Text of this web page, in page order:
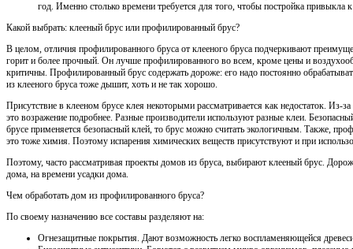
год. Именно столько времени требуется для того, чтобы постройка привыкла
Какой выбрать: клееный брус или профилированный брус?
В целом, отличия профилированного бруса от клееного бруса подчеркивают
горит и более прочный. Он лучше профилированного во всем, кроме цены и
критичны. Профилированный брус содержать дороже: его надо постоянно
из клееного бруса тоже дышит, хоть и не так хорошо.
Присутствие в клееном брусе клея некоторыми рассматривается как недостаток. Из-
это возражение подробнее. Разные производители используют разные клеи.
брусе применяется безопасный клей, то брус можно считать экологичным. Также,
это тоже химия. Поэтому испарения химических веществ присутствуют и при
Поэтому, часто рассматривая проекты домов из бруса, выбирают клееный брус.
дома, на времени усадки дома.
Чем обработать дом из профилированного бруса?
По своему назначению все составы разделяют на:
Огнезащитные покрытия. Дают возможность легко воспламеняющейся